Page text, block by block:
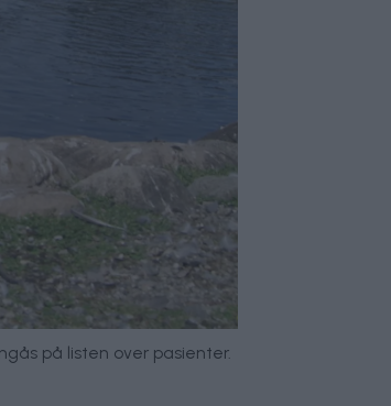
på listen over pasienter.